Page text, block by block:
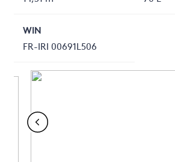
WIN
FR-IRI 00691L506